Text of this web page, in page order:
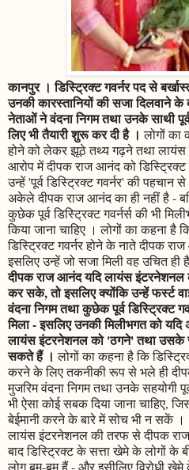
कानपुर । डिस्ट्रिक्ट गवर्नर पद से
उनकी कारस्तानियों की सजा दिलवाने के
नेताओं ने वंदना निगम तथा उनके साथी
लिए भी तैयारी शुरू कर दी है ।लोगों का
होने को लेकर झूठे तथ्य गढ़ने तथा
आरोप में दीपक राज आनंद को
उन्हें 'पूर्व डिस्ट्रिक्ट गवर्नर' की पहचान
अकेले दीपक राज आनंद का ही नहीं है -
कुछेक पूर्व डिस्ट्रिक्ट गवर्नर्स की भी
किया जाना चाहिए । लोगों का कहना
डिस्ट्रिक्ट गवर्नर होने के नाते दीपक
इसलिए उन्हें जो सजा मिली वह उचित ही
दीपक राज आनंद यदि लायंस
कर सके, तो इसलिए क्योंकि उन्हें फर्स्ट
वंदना निगम तथा कुछेक पूर्व डिस्ट्रिक्ट
मिला - इसलिए उनकी मिलीभगत को
लायंस इंटरनेशनल को 'ठगने' तथा उसके
सकते हैं । लोगों का कहना है कि
करने के लिए तकनीकी रूप से भले ही
मुजरिम वंदना निगम तथा उनके सहयोगी
भी ऐसा कोई सबक दिया जाना चाहिए,
बेईमानी करने के बारे में सोच भी न सकें ।
लायंस इंटरनेशनल की तरफ से दीपक
बाद डिस्ट्रिक्ट के सत्ता खेमे के लोगों के
लोग बम-बम हैं - और इसीलिए विरोधी